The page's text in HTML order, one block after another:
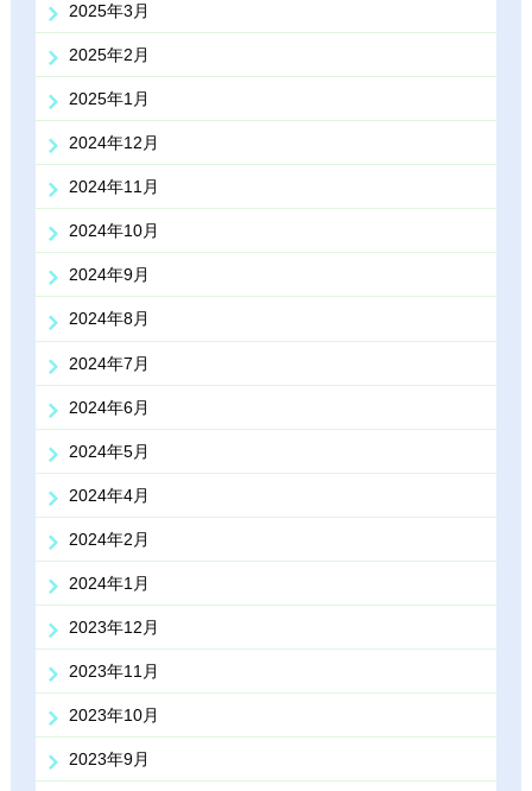
2025年3月
2025年2月
2025年1月
2024年12月
2024年11月
2024年10月
2024年9月
2024年8月
2024年7月
2024年6月
2024年5月
2024年4月
2024年2月
2024年1月
2023年12月
2023年11月
2023年10月
2023年9月